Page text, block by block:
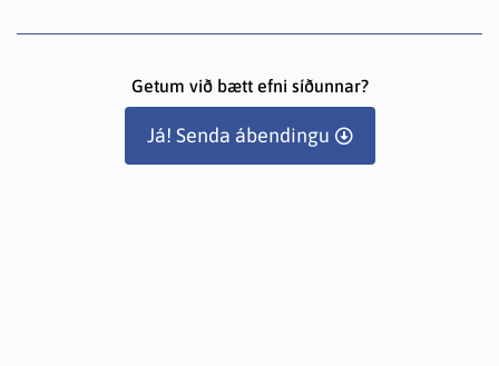
Getum við bætt efni síðunnar?
Já! Senda ábendingu